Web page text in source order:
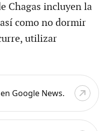
Chagas incluyen la
como no dormir
utilizar
en Google News.